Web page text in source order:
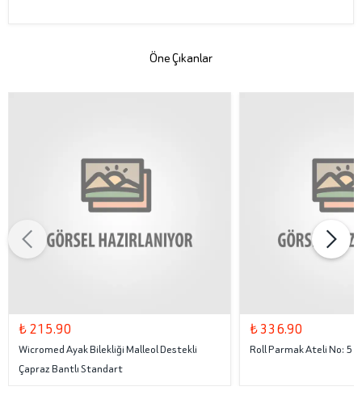
Öne Çıkanlar
₺ 215.90
Wicromed Ayak Bilekliği Malleol Destekli
Çapraz Bantlı Standart
₺ 336.90
Roll Parmak Ateli No: 5